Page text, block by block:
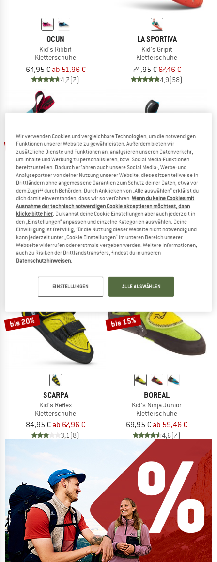
OCUN
Kid's Ribbit
Kletterschuhe
64,95 € ab 51,96 €
4,7(7)
LA SPORTIVA
Kid's Gripit
Kletterschuhe
74,95 € 67,46 €
4,9(58)
bis 25%
RED CHILI
Kid's Puzzle
Kletterschuhe
79,95 €ab 59,96 €
4,5(15)
bis 20%
SCARPA
Kid's Drago
Kletterschuhe
99,95 €ab 79,96 €
bis 20%
SCARPA
Kid's Reflex
Kletterschuhe
84,95 € ab 67,96 €
3,1(8)
bis 15%
BOREAL
Kid's Ninja Junior
Kletterschuhe
69,95 € ab 59,46 €
4,6(7)
Wir verwenden Cookies und vergleichbare Technologien, um die notwendigen
Funktionen unserer Website zu gewährleisten. Außerdem bieten wir
zusätzliche Dienste und Funktionen an, analysieren unseren Datenverkehr,
um Inhalte und Werbung zu personalisieren, bzw. Social Media-Funktionen
bereitzustellen. Dadurch erfahren auch unsere Social Media-, Werbe- und
Analysepartner von deiner Nutzung unserer Website; diese sitzen teilweise in
Drittländern ohne angemessene Garantien zum Schutz deiner Daten, etwa vor
dem Zugriff durch Behörden. Durch Anklicken von „Alle auswählen“ erklärst du
dich damit einverstanden, dass wir so verfahren.Wenn du keine Cookies mit
Ausnahme der technisch notwendigen Cookie akzeptieren möchtest, dann
klicke bitte hier . Du kannst deine Cookie Einstellungen aber auch jederzeit in
den „Einstellungen“ anpassen und einzelne Kategorien auswählen. Deine
Einwilligung ist freiwillig, für die Nutzung dieser Website nicht notwendig und
kann jederzeit unter „Cookie Einstellungen“ im unteren Bereich unserer
Webseite widerrufen oder erstmals vergeben werden. Weitere Informationen,
auch zu Risiken der Drittlandstransfers, findest du in unseren
Datenschutzhinweisen
EINSTELLUNGEN ALLE AUSWÄHLEN